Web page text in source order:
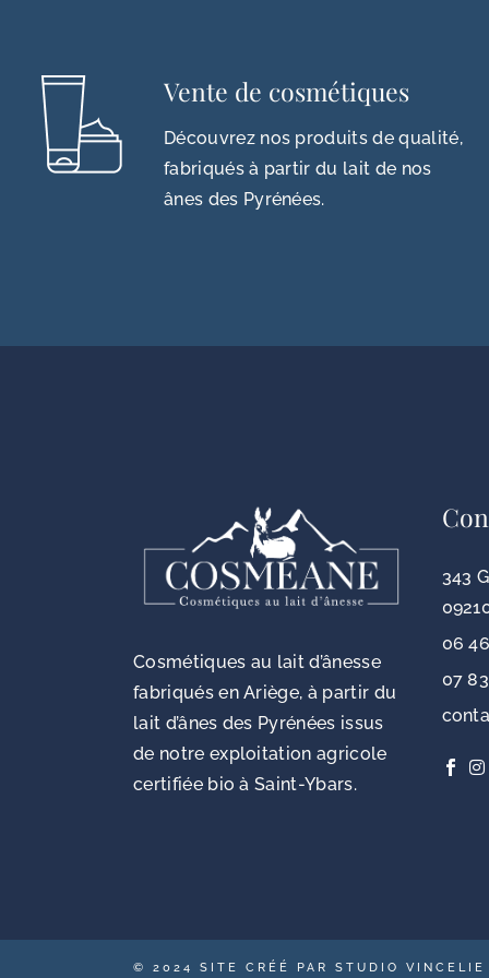
Vente de cosmétiques
Découvrez nos produits de qualité,
fabriqués à partir du lait de nos
ânes des Pyrénées.
Cosmétiques au lait d’ânesse
fabriqués en Ariège, à partir du
lait d’ânes des Pyrénées issus
de notre exploitation agricole
certifiée bio à Saint-Ybars.
343
06
07
© 2024 SITE CRÉÉ PAR STUDIO VINCELIE